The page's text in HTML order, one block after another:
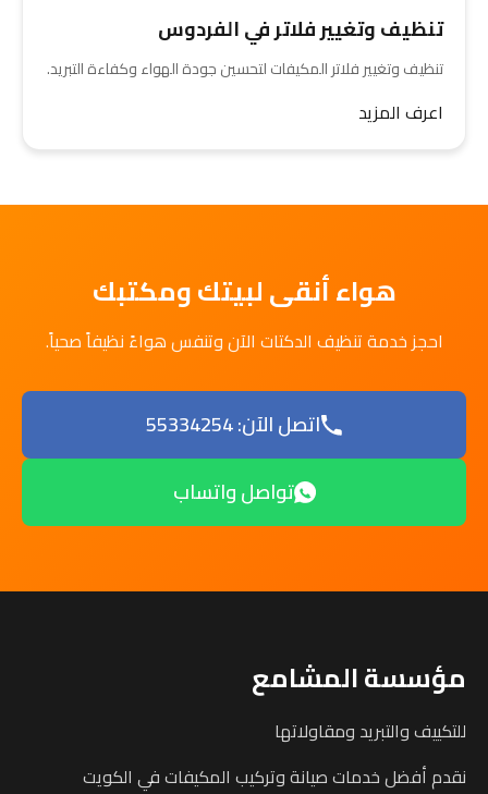
تنظيف وتغيير فلاتر في الفردوس
تنظيف وتغيير فلاتر المكيفات لتحسين جودة الهواء وكفاءة التبريد.
اعرف المزيد
هواء أنقى لبيتك ومكتبك
احجز خدمة تنظيف الدكتات الآن وتنفس هواءً نظيفاً صحياً.
اتصل الآن: 55334254
تواصل واتساب
مؤسسة المشامع
للتكييف والتبريد ومقاولاتها
نقدم أفضل خدمات صيانة وتركيب المكيفات في الكويت